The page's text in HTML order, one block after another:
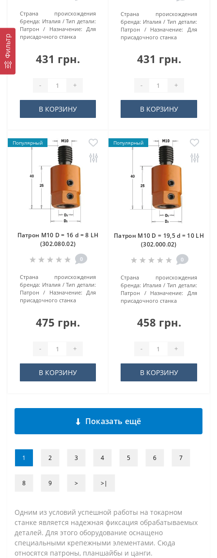
Фильтр
Страна происхождения
бренда: Италия
Тип детали:
Патрон
Назначение:
Для
присадочного станка
431 грн.
- +
В КОРЗИНУ
Страна происхождения
бренда: Италия
Тип детали:
Патрон
Назначение:
Для
присадочного станка
431 грн.
- +
В КОРЗИНУ
Популярный
Патрон M10 D = 16 d = 8 LH
(302.080.02)
0
Страна происхождения
бренда: Италия
Тип детали:
Патрон
Назначение:
Для
присадочного станка
475 грн.
- +
В КОРЗИНУ
Популярный
Патрон M10 D = 19,5 d = 10 LH
(302.000.02)
0
Страна происхождения
бренда: Италия
Тип детали:
Патрон
Назначение:
Для
присадочного станка
458 грн.
- +
В КОРЗИНУ
Показать ещё
1 2 3 4 5 6 7
8 9 > >|
Одним из условий успешной работы на токарном
станке является надежная фиксация обрабатываемых
деталей. Для этого оборудование оснащено
специальными крепежными элементами. Сюда
относятся патроны, планшайбы и цанги.